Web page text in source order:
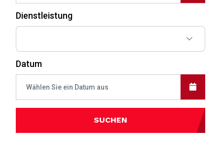
Dienstleistung
Datum
SUCHEN